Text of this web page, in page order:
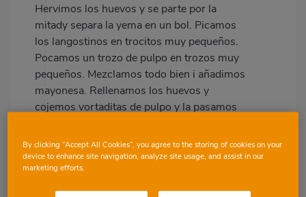
Hervimos los huevos y se parte por la
mitady separa la yema en un bol. Picamos
los langostinos en trocitos muy pequeños.
Pocamos un trozo de pulpo en trozos muy
pequeños. Mezclamos todo bien i añadimos
mayonesa. Rellenamos los huevos y
cojemos vortaditas de pulpo y la pasamos
sal gorda. Decoramos vada vuevo con unas
cortaditas de pulpo encima, un poquito de
pimenton de la vera y unas gotitas de aceite
de oliva virgen extra.
By clicking “Accept All Cookies”, you agree to the storing of cookies on your
device to enhance site navigation, analyze site usage, and assist in our
marketing efforts.